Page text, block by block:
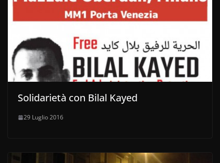
Solidarietà con Bilal Kayed
29 Luglio 2016